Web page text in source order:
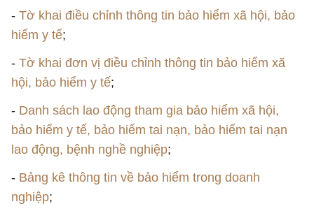
- Tờ khai điều chỉnh thông tin bảo hiểm xã hội, bảo
hiểm y tế;
- Tờ khai đơn vị điều chỉnh thông tin bảo hiểm xã
hội, bảo hiểm y tế;
- Danh sách lao động tham gia bảo hiểm xã hội,
bảo hiểm y tế, bảo hiểm tai nạn, bảo hiểm tai nạn
lao động, bệnh nghề nghiệp;
- Bảng kê thông tin về bảo hiểm trong doanh
nghiệp;